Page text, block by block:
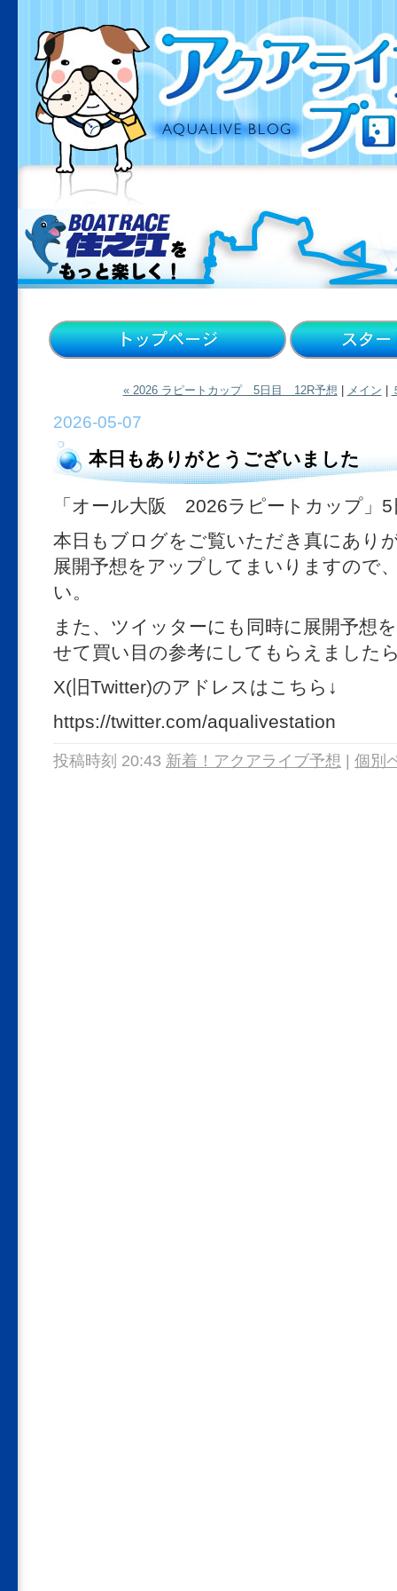
« 2026 ラピートカップ 5日目 12R予想 メイン
2026-05-07
本日もありがとうございました
「オール大阪 2026ラピートカップ」
本日もブログをご覧いただき真にあり
展開予想をアップしてまいりますので
い。
また、ツイッターにも同時に展開予想
せて買い目の参考にしてもらえました
X(旧Twitter)のアドレスはこちら↓
https://twitter.com/aqualivestation
投稿時刻 20:43 新着！アクアライブ予想 個別